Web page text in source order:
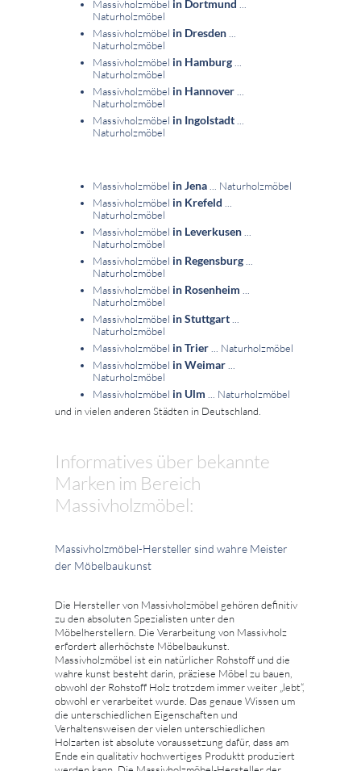
Massivholzmöbel in Dortmund
Naturholzmöbel
Massivholzmöbel in Dresden
Naturholzmöbel
Massivholzmöbel in Hamburg
Naturholzmöbel
Massivholzmöbel in Hannover
Naturholzmöbel
Massivholzmöbel in Ingolstadt
Naturholzmöbel
Massivholzmöbel in Jena
... Naturholzmöbel
Massivholzmöbel in Krefeld
Naturholzmöbel
Massivholzmöbel in Leverkusen
Naturholzmöbel
Massivholzmöbel in Regensburg
Naturholzmöbel
Massivholzmöbel in Rosenheim
Naturholzmöbel
Massivholzmöbel in Stuttgart
Naturholzmöbel
Massivholzmöbel in Trier
... Naturholzmöbel
Massivholzmöbel in Weimar
Naturholzmöbel
Massivholzmöbel in Ulm
... Naturholzmöbel
und in vielen anderen Städten in Deutschland.
Informatives über bekannte
Marken im Bereich
Massivholzmöbel:
Massivholzmöbel-Hersteller sind wahre Meister
der Möbelbaukunst
Die Hersteller von Massivholzmöbel gehören definitiv
zu den absoluten Spezialisten unter den
Möbelherstellern. Die Verarbeitung von Massivholz
erfordert allerhöchste Möbelbaukunst.
Massivholzmöbel ist ein natürlicher Rohstoff und die
wahre kunst besteht darin, präziese Möbel zu bauen,
obwohl der Rohstoff Holz trotzdem immer weiter „lebt“,
obwohl er verarbeitet wurde. Das genaue Wissen um
die unterschiedlichen Eigenschaften und
Verhaltensweisen der vielen unterschiedlichen
Holzarten ist absolute voraussetzung dafür, dass am
Ende ein qualitativ hochwertiges Produktt produziert